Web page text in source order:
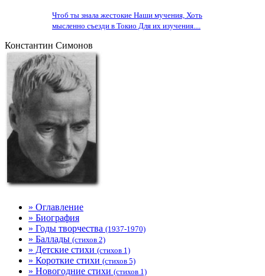
Чтоб ты знала жестокие Наши мучения, Хоть
мысленно съезди в Токио Для их изучения....
Константин Симонов
» Оглавление
» Биография
» Годы творчества (1937-1970)
» Баллады (стихов 2)
» Детские стихи (стихов 1)
» Короткие стихи (стихов 5)
» Новогодние стихи (стихов 1)